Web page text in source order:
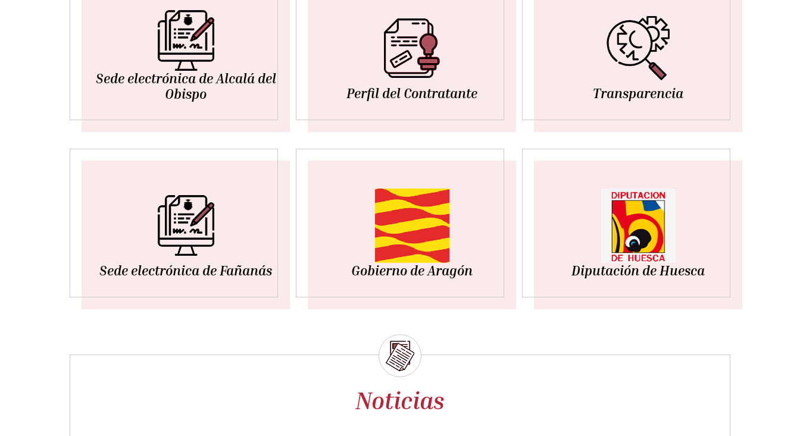
Sede electrónica de Alcalá del
Obispo
Perfil del Contratante Transparencia
Sede electrónica de Fañanás Gobierno de Aragón Diputación de Huesca
Noticias